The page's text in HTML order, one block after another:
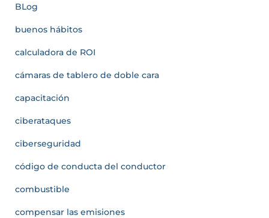
BLog
buenos hábitos
calculadora de ROI
cámaras de tablero de doble cara
capacitación
ciberataques
ciberseguridad
código de conducta del conductor
combustible
compensar las emisiones